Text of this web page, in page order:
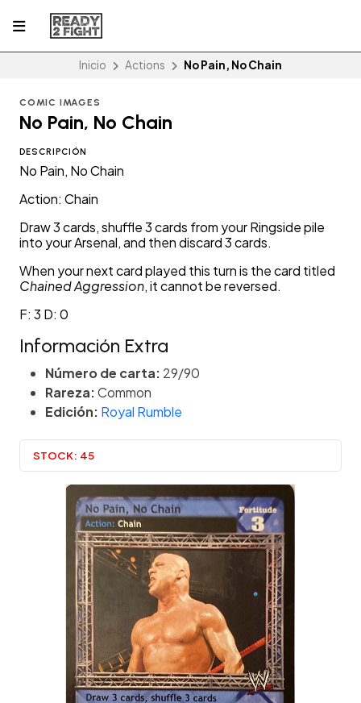
Inicio Actions No Pain, No Chain
COMIC IMAGES
No Pain, No Chain
DESCRIPCIÓN
No Pain, No Chain
Action: Chain
Draw 3 cards, shuffle 3 cards from your Ringside pile
into your Arsenal, and then discard 3 cards.
When your next card played this turn is the card titled
Chained Aggression, it cannot be reversed.
F: 3 D: 0
Información Extra
Número de carta: 29/90
Rareza:Common
Edición: Royal Rumble
STOCK: 45